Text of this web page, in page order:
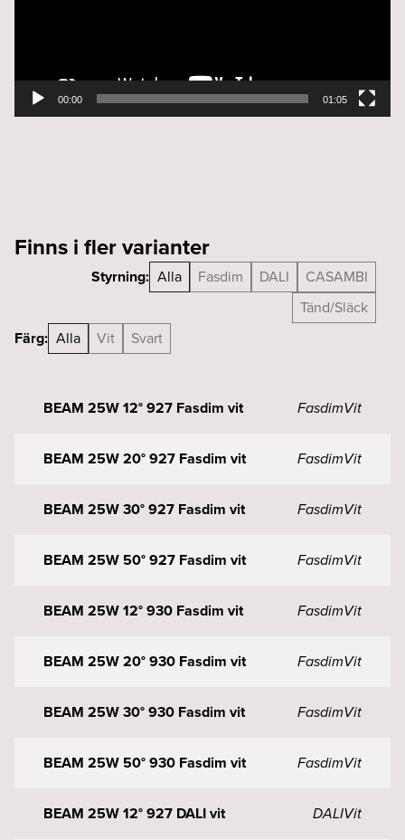
00:00 01:05
Finns i fler varianter
Styrning: Alla Fasdim DALI
CASAMBI
Tänd/Släck
Färg: Alla Vit Svart
BEAM 25W 12° 927 Fasdim vit FasdimVit
BEAM 25W 20° 927 Fasdim vit FasdimVit
BEAM 25W 30° 927 Fasdim vit FasdimVit
BEAM 25W 50° 927 Fasdim vit FasdimVit
BEAM 25W 12° 930 Fasdim vit FasdimVit
BEAM 25W 20° 930 Fasdim vit FasdimVit
BEAM 25W 30° 930 Fasdim vit FasdimVit
BEAM 25W 50° 930 Fasdim vit FasdimVit
BEAM 25W 12° 927 DALI vit DALIVit